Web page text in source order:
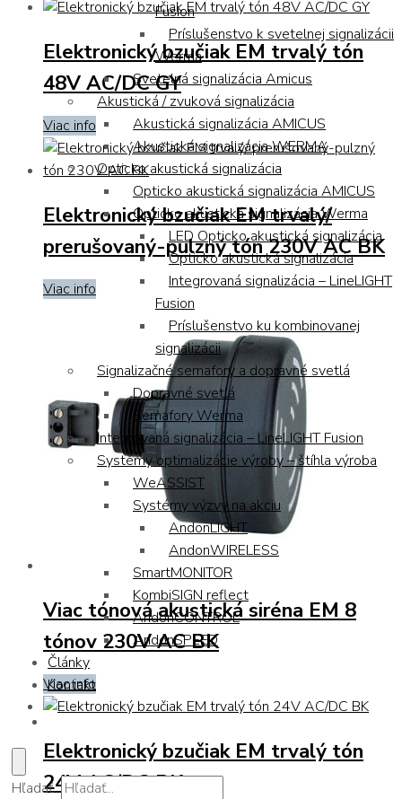
Fusion
Príslušenstvo k svetelnej signalizácii
Werma
Svetelná signalizácia Amicus
Akustická / zvuková signalizácia
Akustická signalizácia AMICUS
Akustická signalizácia WERMA
Opticko akustická signalizácia
Opticko akustická signalizácia AMICUS
Opticko akustická signalizácia Werma
LED Opticko akustická signalizácia
Opticko akustická signalizácia
Integrovaná signalizácia – LineLIGHT
Fusion
Príslušenstvo ku kombinovanej
signalizácii
Signalizačné semafory a dopravné svetlá
Dopravné svetlá
Semafory Werma
Integrovaná signalizácia – LineLIGHT Fusion
Systémy optimalizácie výroby – štíhla výroba
WeASSIST
Systémy výzvy na akciu
AndonLIGHT
AndonWIRELESS
SmartMONITOR
KombiSIGN reflect
AndonCONTROL
AndonSPEED
Články
Kontakt
Hľadať...
Elektronický bzučiak EM trvalý tón
48V AC/DC GY
Viac info
Elektronický bzučiak EM trvalý/
prerušovaný-pulzný tón 230V AC BK
Viac info
Viac tónová akustická siréna EM 8
tónov 230V AC BK
Viac info
Elektronický bzučiak EM trvalý tón
24V AC/DC BK